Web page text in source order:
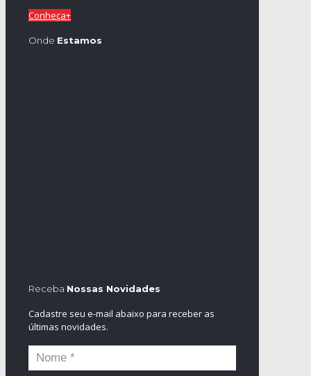
Conheça+
Onde Estamos
Receba Nossas Novidades
Cadastre seu e-mail abaixo para receber as
últimas novidades.